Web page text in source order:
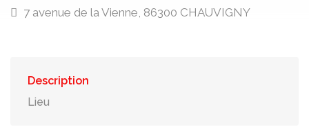
7 avenue de la Vienne, 86300 CHAUVIGNY
Description
Lieu